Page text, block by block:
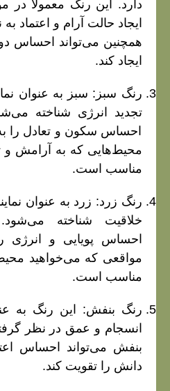
دارد. این رنگ معمولاً در
ایجاد حالت آرام و اعتماد
همچنین می‌تواند احساس
ایجاد کند.
رنگ سبز: سبز به عنوان
تجدید انرژی شناخته
احساس سکون و تعادل را به
محیط‌هایی که به آرامش و
مناسب است.
رنگ زرد: زرد به عنوان
خلاقیت شناخته
احساس پویایی و انرژی
مواقعی که می‌خواهید محیط
مناسب است.
رنگ بنفش: این رنگ به
انسجام و عمق در نظر
بنفش می‌تواند احساس
دانش را تقویت کند.